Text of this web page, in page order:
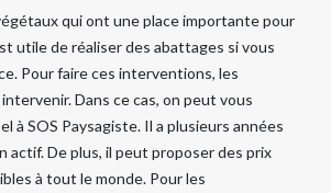
qui ont une place importante pour
utile de réaliser des abattages si vous
Pour faire ces interventions, les
Dans ce cas, on peut vous
à SOS Paysagiste. Il a plusieurs années
actif. De plus, il peut proposer des prix
à tout le monde. Pour les